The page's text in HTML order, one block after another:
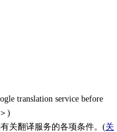
translation service before
)
关翻译服务的各项条件。(关